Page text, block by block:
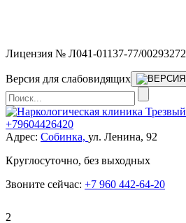
Лицензия № Л041-01137-77/00293272
Версия для слабовидящих
+79604426420
Адрес: Собинка, ул. Ленина, 92
Круглосуточно, без выходных
Звоните сейчас: +7 960 442-64-20
2